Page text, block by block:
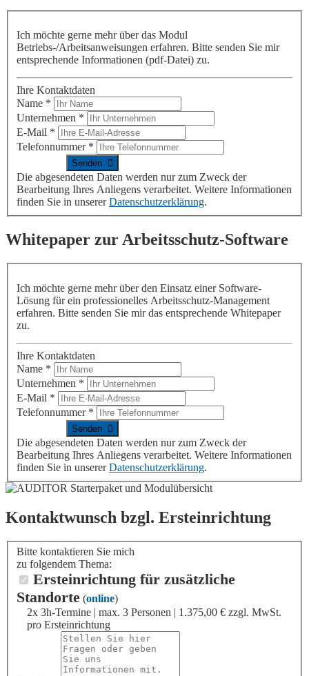
Ich möchte gerne mehrüber das Modul
Betriebs-/Arbeitsanweisungen erfahren. Bitte senden Sie mir
entsprechende Informationen (pdf-Datei) zu.
Ihre Kontaktdaten
Name *
Unternehmen *
E-Mail *
Telefonnummer *
Die abgesendeten Daten werden nur zum Zweck der
Bearbeitung Ihres Anliegens verarbeitet. Weitere Informationen
finden Sie in unsererDatenschutzerklärung.
Whitepaper zur Arbeitsschutz-Software
Ich möchte gerne mehr über den Einsatz einer Software-
Lösung für ein professionelles Arbeitsschutz-Management
erfahren. Bitte senden Sie mir das entsprechende Whitepaper
zu.
Ihre Kontaktdaten
Name *
Unternehmen *
E-Mail *
Telefonnummer *
Die abgesendeten Daten werden nur zum Zweck der
Bearbeitung Ihres Anliegens verarbeitet. Weitere Informationen
finden Sie in unsererDatenschutzerklärung.
Kontaktwunsch bzgl. Ersteinrichtung
Bitte kontaktieren Sie mich
zu folgendem Thema:
Ersteinrichtung für zusätzliche
Standorte (online)
2x 3h-Termine | max. 3 Personen | 1.375,00 € zzgl. MwSt.
pro Ersteinrichtung